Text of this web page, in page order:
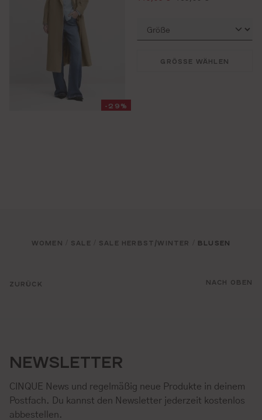
-29%
GRÖSSE WÄHLEN
ZURÜCK
WOMEN SALE SALE HERBST/WINTER BLUSEN
NACH OBEN
NEWSLETTER
CINQUE News und regelmäßig neue Produkte in deinem
Postfach. Du kannst den Newsletter jederzeit kostenlos
abbestellen.